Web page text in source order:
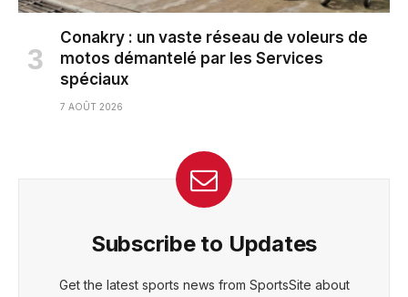
Conakry : un vaste réseau de voleurs de
motos démantelé par les Services
spéciaux
7 AOÛT 2026
Subscribe to Updates
Get the latest sports news from SportsSite about